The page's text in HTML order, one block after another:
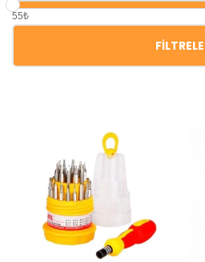
55₺
FILTRELE